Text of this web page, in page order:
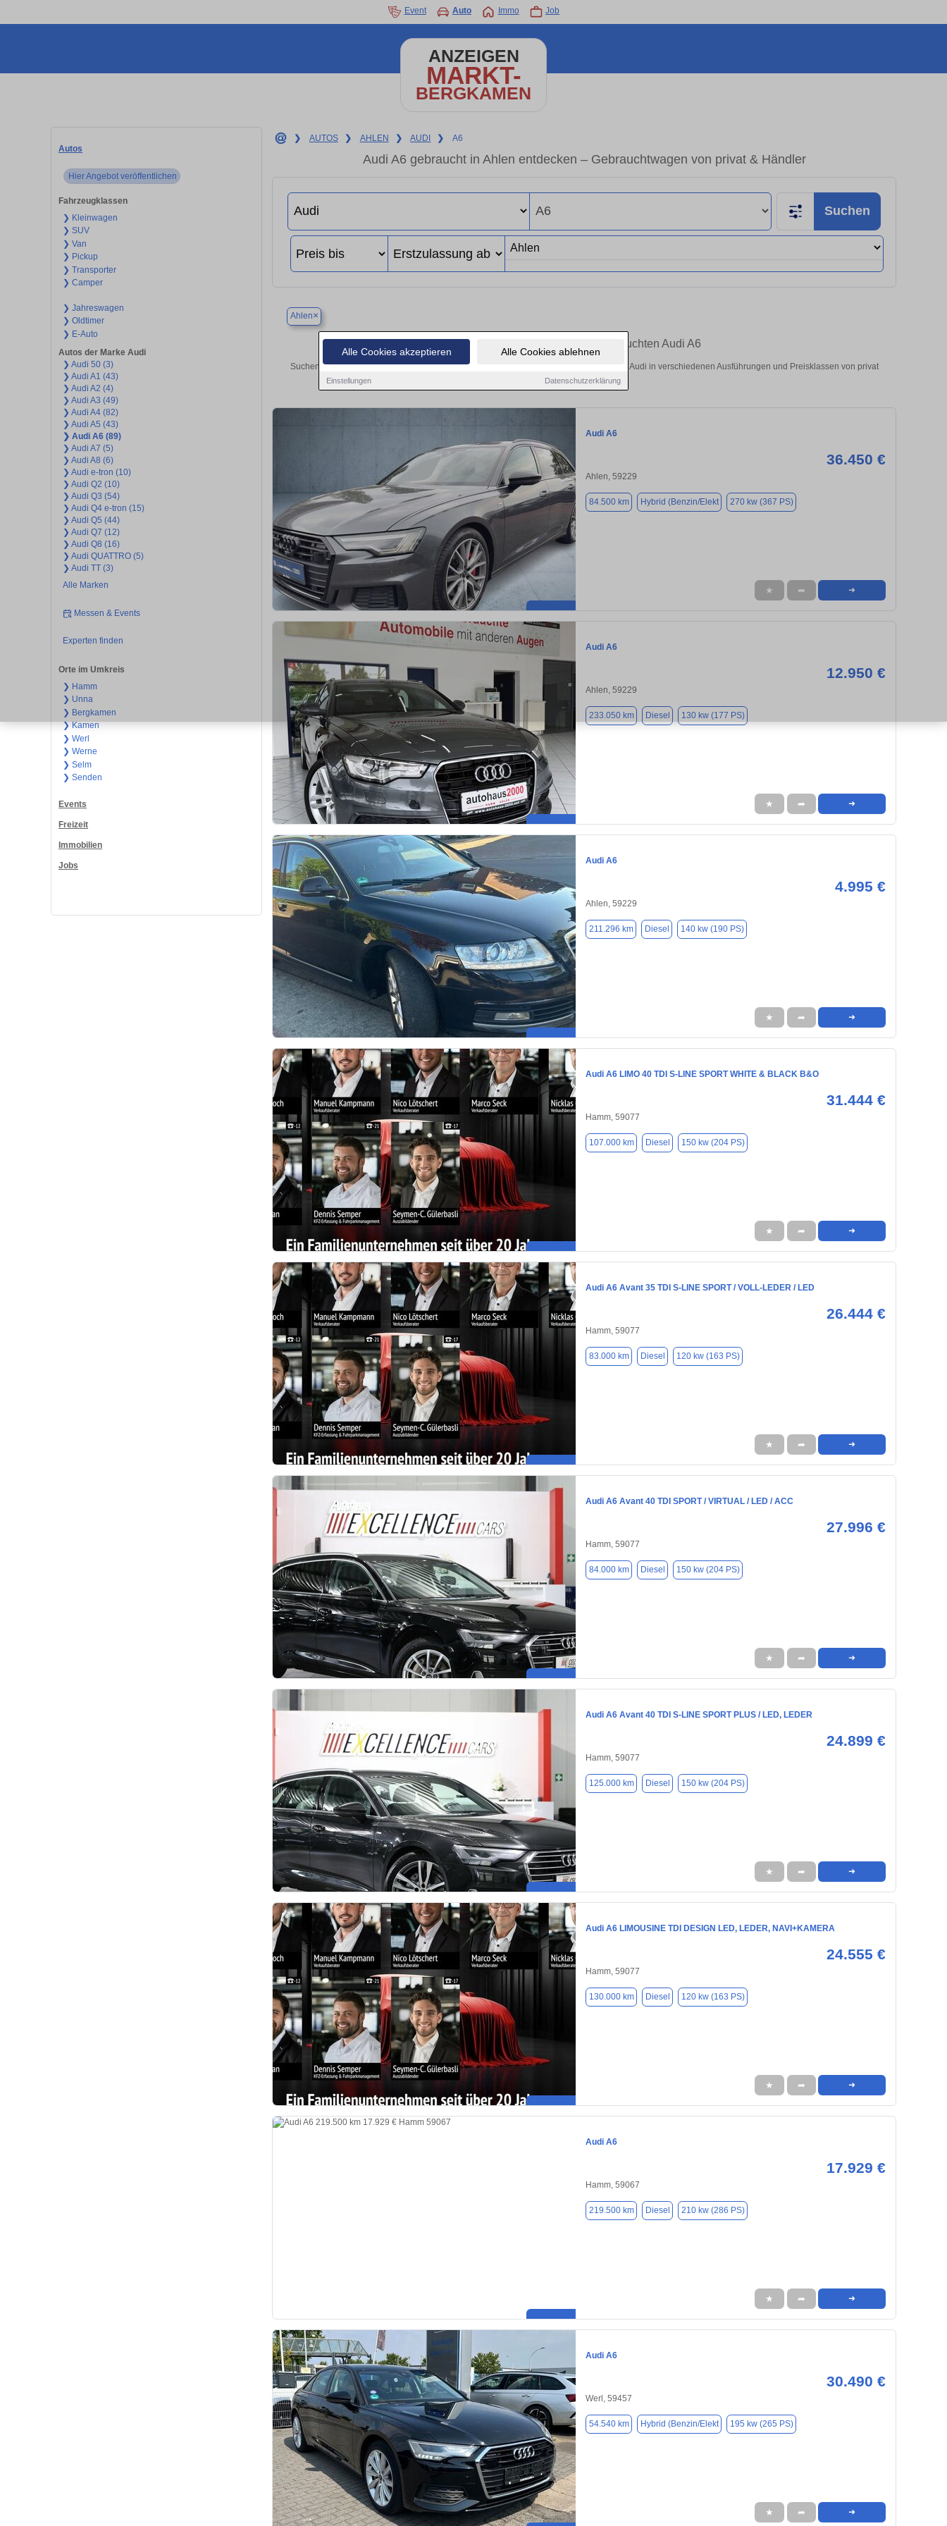
Alle Cookies akzeptieren Alle Cookies ablehnen
Einstellungen Datenschutzerklärung
Event Auto Immo Job
ANZEIGEN
MARKT-
BERGKAMEN
Autos
Hier Angebot veröffentlichen
Fahrzeugklassen
❯ Kleinwagen
❯ SUV
❯ Van
❯ Pickup
❯ Transporter
❯ Camper
❯ Jahreswagen
❯ Oldtimer
❯ E-Auto
Autos der Marke Audi
❯ Audi 50 (3)
❯ Audi A1 (43)
❯ Audi A2 (4)
❯ Audi A3 (49)
❯ Audi A4 (82)
❯ Audi A5 (43)
❯ Audi A6 (89)
❯ Audi A7 (5)
❯ Audi A8 (6)
❯ Audi e-tron (10)
❯ Audi Q2 (10)
❯ Audi Q3 (54)
❯ Audi Q4 e-tron (15)
❯ Audi Q5 (44)
❯ Audi Q7 (12)
❯ Audi Q8 (16)
❯ Audi QUATTRO (5)
❯ Audi TT (3)
Alle Marken
Messen & Events
Experten finden
Orte im Umkreis
❯ Hamm
❯ Unna
❯ Bergkamen
❯ Kamen
❯ Werl
❯ Werne
❯ Selm
❯ Senden
Events
Freizeit
Immobilien
Jobs
❯ AUTOS ❯ AHLEN ❯ AUDI ❯ A6
Audi A6 gebraucht in Ahlen entdecken – Gebrauchtwagen von privat & Händler
Suchen
Ahlen×
Finden Sie in Ahlen Ihren gebrauchten Audi A6
Suchen Sie in Ahlen einen Audi A6 Gebrauchtwagen? Entdecken Sie gebrauchte A6 von Audi in verschiedenen Ausführungen und Preisklassen von privat
und vom Händler.
Audi A6
36.450 €
Ahlen, 59229
84.500 km Hybrid (Benzin/Elekt 270 kw (367 PS)
★ ➦ ➜
Audi A6
12.950 €
Ahlen, 59229
233.050 km Diesel 130 kw (177 PS)
★ ➦ ➜
Audi A6
4.995 €
Ahlen, 59229
211.296 km Diesel 140 kw (190 PS)
★ ➦ ➜
Audi A6 LIMO 40 TDI S-LINE SPORT WHITE & BLACK B&O
31.444 €
Hamm, 59077
107.000 km Diesel 150 kw (204 PS)
★ ➦ ➜
Audi A6 Avant 35 TDI S-LINE SPORT / VOLL-LEDER / LED
26.444 €
Hamm, 59077
83.000 km Diesel 120 kw (163 PS)
★ ➦ ➜
Audi A6 Avant 40 TDI SPORT / VIRTUAL / LED / ACC
27.996 €
Hamm, 59077
84.000 km Diesel 150 kw (204 PS)
★ ➦ ➜
Audi A6 Avant 40 TDI S-LINE SPORT PLUS / LED, LEDER
24.899 €
Hamm, 59077
125.000 km Diesel 150 kw (204 PS)
★ ➦ ➜
Audi A6 LIMOUSINE TDI DESIGN LED, LEDER, NAVI+KAMERA
24.555 €
Hamm, 59077
130.000 km Diesel 120 kw (163 PS)
★ ➦ ➜
Audi A6
17.929 €
Hamm, 59067
219.500 km Diesel 210 kw (286 PS)
★ ➦ ➜
Audi A6
30.490 €
Werl, 59457
54.540 km Hybrid (Benzin/Elekt 195 kw (265 PS)
★ ➦ ➜